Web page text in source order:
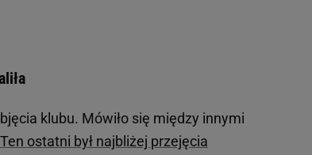
klubu. Mówiło się między innymi
Ten ostatni był najbliżej przejęcia